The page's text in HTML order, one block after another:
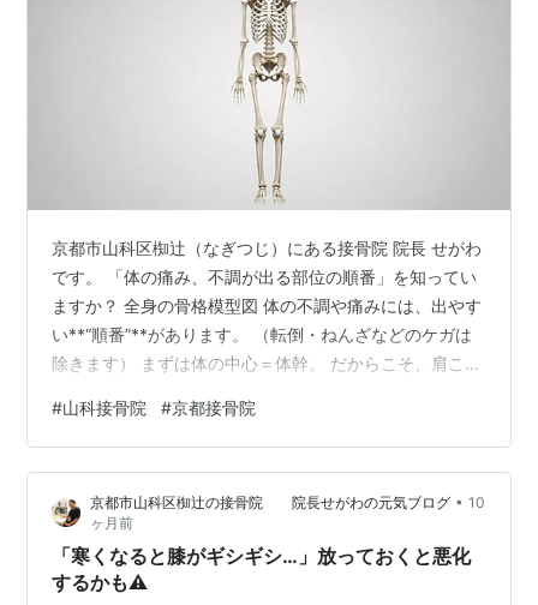
京都市山科区椥辻（なぎつじ）にある接骨院 院長 せがわ
です。 「体の痛み、不調が出る部位の順番」を知ってい
ますか？ 全身の骨格模型図 体の不調や痛みには、出やす
い**“順番”**があります。 （転倒・ねんざなどのケガは
除きます） まずは体の中心＝体幹。 だからこそ、肩こり
五十肩などのように腕や足へ。 そして最後に、腱鞘炎な
どの手指に出てきます。 まとめると、 背骨・骨盤 →
腕・足 → 手指（足指） の順で不調は進みます。 一見、
膝や肩の痛みは背骨・骨盤と関係なさそうですが、 根本
から整えるには「背骨・骨盤の施術」が欠かせません。
当院で背骨…
#山科接骨院 #京都接骨院
京都市山科区椥辻の接骨院 院長せがわの元気ブログ • 10
ヶ月前
「寒くなると膝がギシギシ…」放っておくと悪化
するかも⚠️